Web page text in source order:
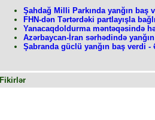
Şahdağ Milli Parkında yanğın baş
FHN-dən Tərtərdəki partlayışla
Yanacaqdoldurma məntəqəsində
Azərbaycan-İran sərhədində yanğın
Şabranda güclü yanğın baş verdi
Fikirlər